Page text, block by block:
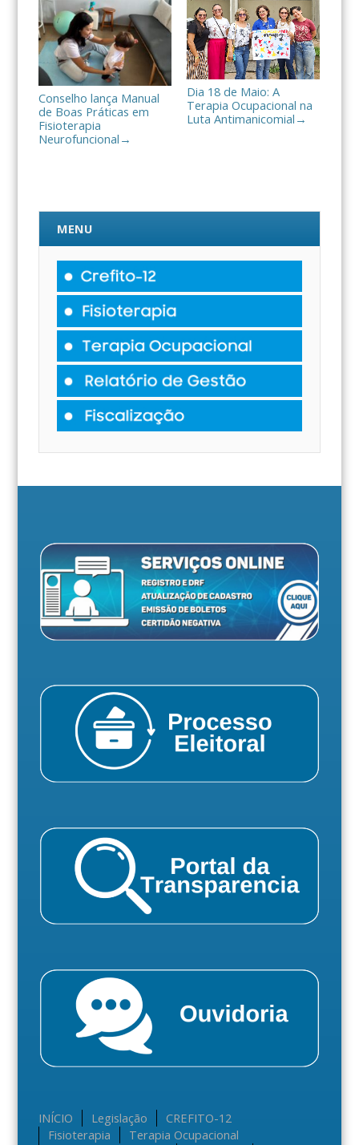
Conselho lança Manual
de Boas Práticas em
Fisioterapia
Neurofuncional →
Dia 18 de Maio: A
Terapia Ocupacional na
Luta Antimanicomial →
MENU
INÍCIO Legislação
CREFITO-12
Fisioterapia
Terapia Ocupacional